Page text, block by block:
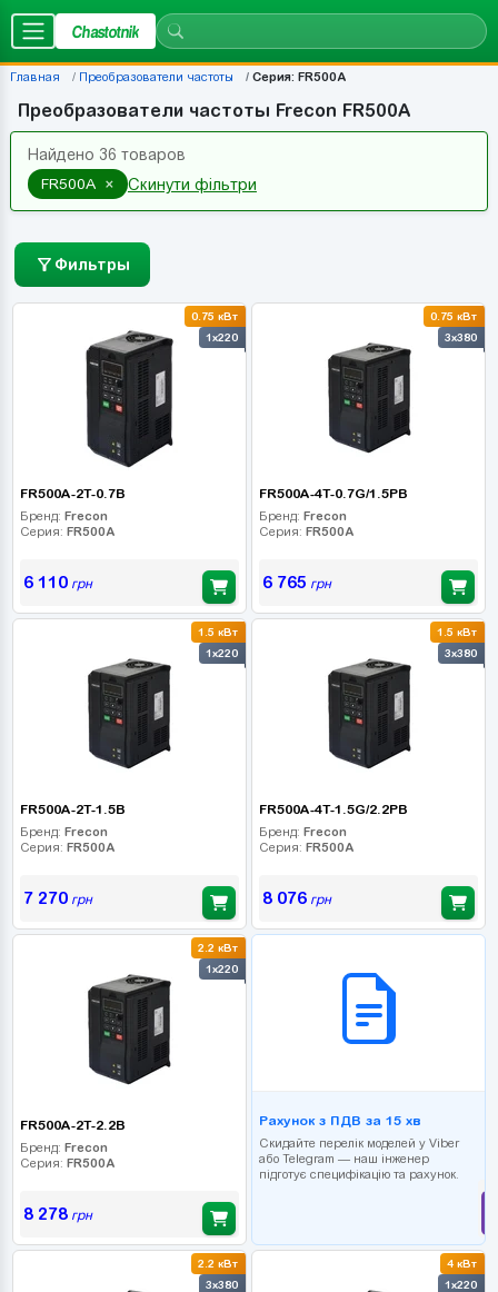
Chastotnik
Главная Преобразователи частоты Серия: FR500A
Преобразователи частоты Frecon FR500A
Найдено 36 товаров
FR500A × Скинути фільтри
Фильтры
0.75 кВт
1x220
FR500A-2T-0.7B
Бренд: Frecon
Серия: FR500A
6 110грн
0.75 кВт
3x380
FR500A-4T-0.7G/1.5PB
Бренд: Frecon
Серия: FR500A
6 765 грн
1.5 кВт
1x220
FR500A-2T-1.5B
Бренд: Frecon
Серия: FR500A
7 270грн
1.5 кВт
3x380
FR500A-4T-1.5G/2.2PB
Бренд: Frecon
Серия: FR500A
8 076грн
2.2 кВт
1x220
FR500A-2T-2.2B
Бренд: Frecon
Серия: FR500A
8 278грн
Рахунок з ПДВ за 15 хв
Скидайте перелік моделей у Viber
або Telegram — наш інженер
підготує специфікацію та рахунок.
2.2 кВт
3x380
4 кВт
1x220